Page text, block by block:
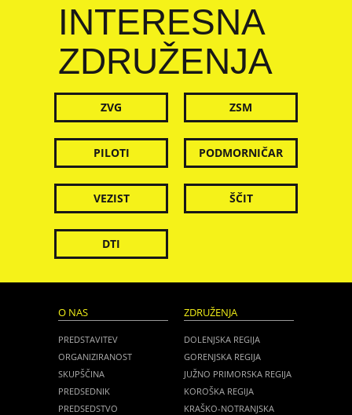
INTERESNA
ZDRUŽENJA
ZVG ZSM
PILOTI PODMORNIČAR
VEZIST ŠČIT
DTI
O NAS
PREDSTAVITEV
ORGANIZIRANOST
SKUPŠČINA
PREDSEDNIK
PREDSEDSTVO
ZDRUŽENJA
DOLENJSKA REGIJA
GORENJSKA REGIJA
JUŽNO PRIMORSKA REGIJA
KOROŠKA REGIJA
KRAŠKO-NOTRANJSKA